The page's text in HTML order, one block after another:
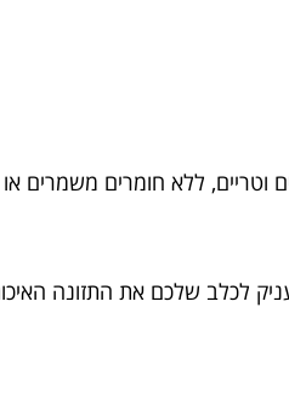
ללא חומרים משמרים או
לכלב שלכם את התזונה